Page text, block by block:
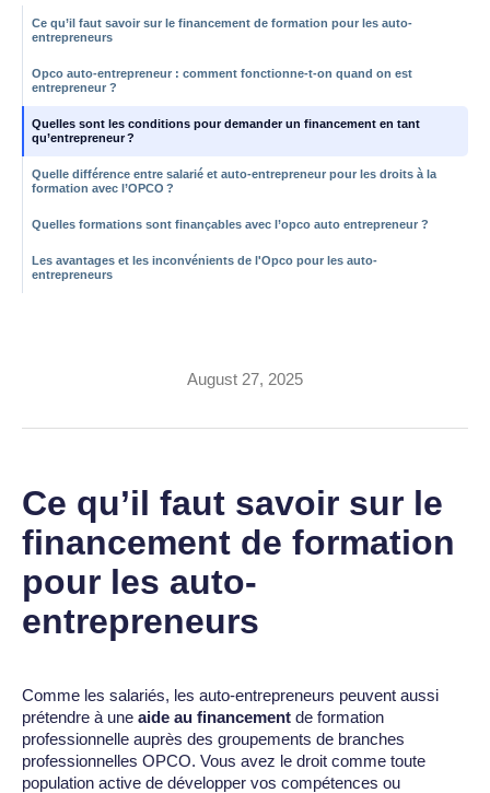
Ce qu’il faut savoir sur le financement de formation pour les auto-
entrepreneurs
Opco auto-entrepreneur : comment fonctionne-t-on quand on est
entrepreneur ?
Quelles sont les conditions pour demander un financement en tant
qu’entrepreneur ?
Quelle différence entre salarié et auto-entrepreneur pour les droits à la
formation avec l’OPCO ?
Quelles formations sont finançables avec l’opco auto entrepreneur ?
Les avantages et les inconvénients de l'Opco pour les auto-
entrepreneurs
August 27, 2025
Ce qu’il faut savoir sur le
financement de formation
pour les auto-
entrepreneurs
Comme les salariés, les auto-entrepreneurs peuvent aussi
prétendre à une aide au financement de formation
professionnelle auprès des groupements de branches
professionnelles OPCO. Vous avez le droit comme toute
population active de développer vos compétences ou